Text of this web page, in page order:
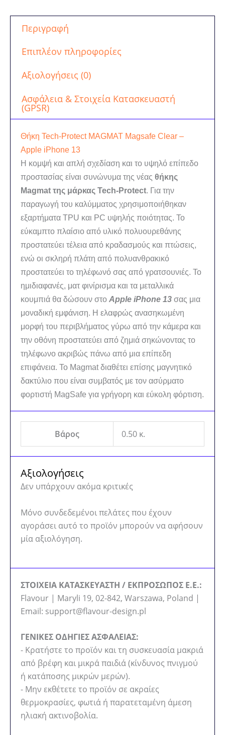
Περιγραφή
Επιπλέον πληροφορίες
Αξιολογήσεις (0)
Ασφάλεια & Στοιχεία Κατασκευαστή
(GPSR)
Θήκη Tech-Protect MAGMAT Magsafe Clear –
Apple iPhone 13
Η κομψή και απλή σχεδίαση και το υψηλό επίπεδο
προστασίας είναι συνώνυμα της νέας θήκης
Magmat της μάρκας Tech-Protect. Για την
παραγωγή του καλύμματος χρησιμοποιήθηκαν
εξαρτήματα TPU και PC υψηλής ποιότητας. Το
εύκαμπτο πλαίσιο από υλικό πολυουρεθάνης
προστατεύει τέλεια από κραδασμούς και πτώσεις,
ενώ οι σκληρή πλάτη από πολυανθρακικό
προστατεύει το τηλέφωνό σας από γρατσουνιές. Το
ημιδιαφανές, ματ φινίρισμα και τα μεταλλικά
κουμπιά θα δώσουν στο Apple iPhone 13 σας μια
μοναδική εμφάνιση. Η ελαφρώς ανασηκωμένη
μορφή του περιβλήματος γύρω από την κάμερα και
την οθόνη προστατεύει από ζημιά σηκώνοντας το
τηλέφωνο ακριβώς πάνω από μια επίπεδη
επιφάνεια. Το Magmat διαθέτει επίσης μαγνητικό
δακτύλιο που είναι συμβατός με τον ασύρματο
φορτιστή MagSafe για γρήγορη και εύκολη φόρτιση.
Βάρος 0.50 κ.
Αξιολογήσεις
Δεν υπάρχουν ακόμα κριτικές
Μόνο συνδεδεμένοι πελάτες που έχουν
αγοράσει αυτό το προϊόν μπορούν να αφήσουν
μία αξιολόγηση.
ΣΤΟΙΧΕΙΑ ΚΑΤΑΣΚΕΥΑΣΤΗ / ΕΚΠΡΟΣΩΠΟΣ Ε.Ε.:
Flavour | Maryli 19, 02-842, Warszawa, Poland |
Email: support@flavour-design.pl
ΓΕΝΙΚΕΣ ΟΔΗΓΙΕΣ ΑΣΦΑΛΕΙΑΣ:
- Κρατήστε το προϊόν και τη συσκευασία μακριά
από βρέφη και μικρά παιδιά (κίνδυνος πνιγμού
ή κατάποσης μικρών μερών).
- Μην εκθέτετε το προϊόν σε ακραίες
θερμοκρασίες, φωτιά ή παρατεταμένη άμεση
ηλιακή ακτινοβολία.